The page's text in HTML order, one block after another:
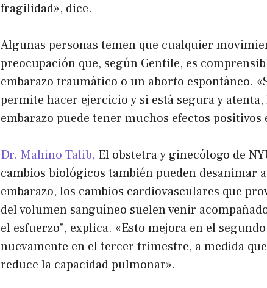
fragilidad», dice.
Algunas personas temen que cualquier
preocupación que, según Gentile, es
embarazo traumático o un aborto espontáneo.
permite hacer ejercicio y si está segura y
embarazo puede tener muchos efectos
Dr. Mahino Talib, El obstetra y ginecólogo de
cambios biológicos también pueden desanimar
embarazo, los cambios cardiovasculares que
del volumen sanguíneo suelen venir
el esfuerzo”, explica. «Esto mejora en el
nuevamente en el tercer trimestre, a medida
reduce la capacidad pulmonar».